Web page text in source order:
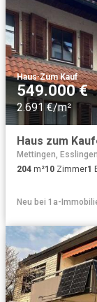
Haus·Zum Kauf
549.000 €
2.691 €/m²
Mettingen,
204 m²10 Zimmer1
Neu bei 1a-